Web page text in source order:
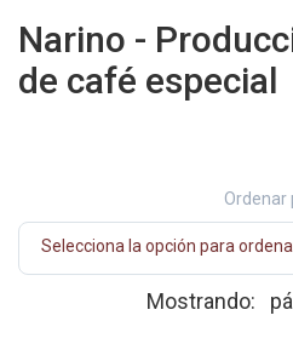
Narino -
de café especial
Ordenar
Mostrando: